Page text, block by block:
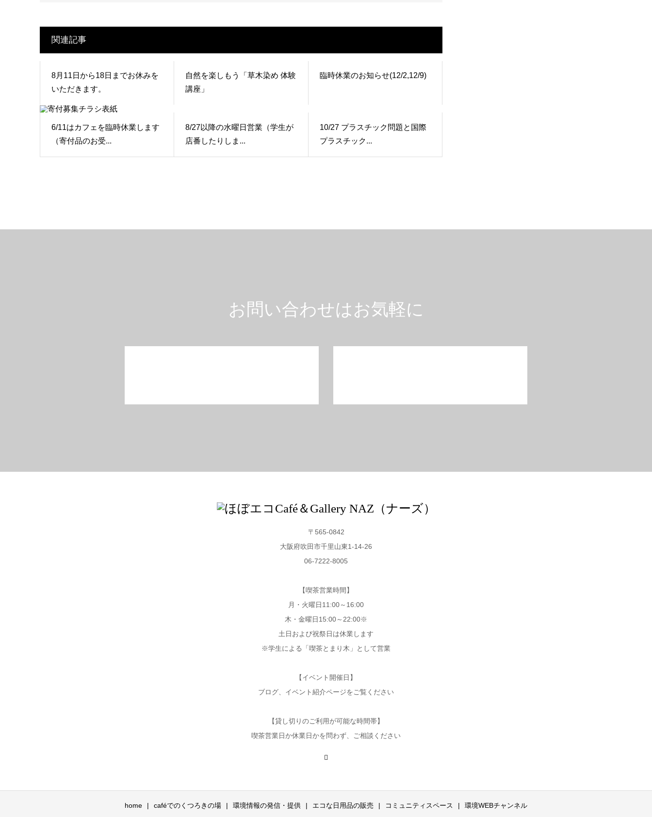
関連記事
8月11日から18日までお休みを
いただきます。
自然を楽しもう「草木染め 体験
講座」
臨時休業のお知らせ(12/2,12/9)
6/11はカフェを臨時休業します
（寄付品のお受...
8/27以降の水曜日営業（学生が
店番したりしま...
10/27 プラスチック問題と国際
プラスチック...
お問い合わせはお気軽に
〒565-0842
大阪府吹田市千里山東1-14-26
06-7222-8005
【喫茶営業時間】
月・火曜日11:00～16:00
木・金曜日15:00～22:00※
土日および祝祭日は休業します
※学生による「喫茶とまり木」として営業
【イベント開催日】
ブログ、イベント紹介ページをご覧ください
【貸し切りのご利用が可能な時間帯】
喫茶営業日か休業日かを問わず、ご相談ください
home caféでのくつろきの場 環境情報の発信・提供 エコな日用品の販売 コミュニティスペース 環境WEBチャンネル